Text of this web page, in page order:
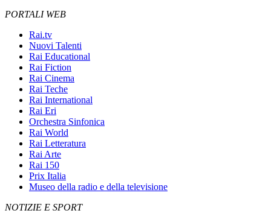
PORTALI WEB
Rai.tv
Nuovi Talenti
Rai Educational
Rai Fiction
Rai Cinema
Rai Teche
Rai International
Rai Eri
Orchestra Sinfonica
Rai World
Rai Letteratura
Rai Arte
Rai 150
Prix Italia
Museo della radio e della televisione
NOTIZIE E SPORT